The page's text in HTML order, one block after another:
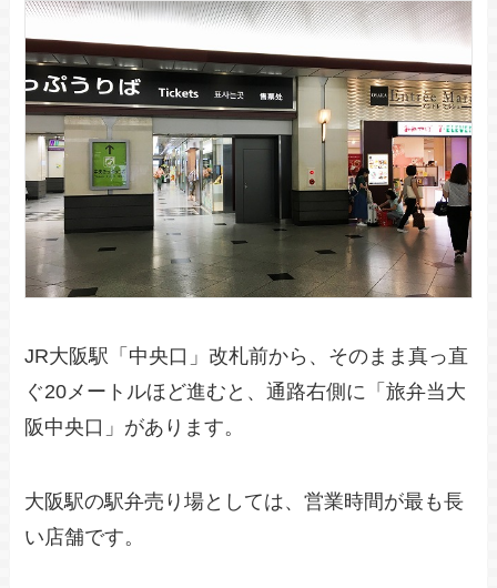
JR大阪駅「中央口」改札前から、そのまま真っ直
ぐ20メートルほど進むと、通路右側に「旅弁当大
阪中央口」があります。
大阪駅の駅弁売り場としては、営業時間が最も長
い店舗です。